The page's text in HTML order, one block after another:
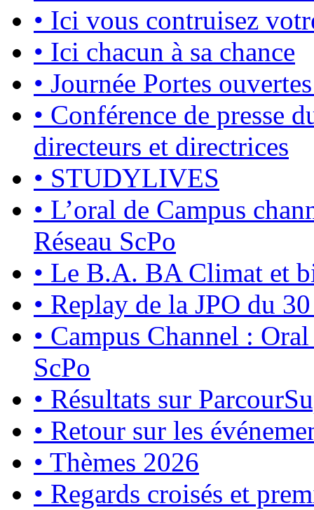
• Ici vous contruisez
• Ici chacun à sa chance
• Journée Portes
• Conférence de presse
directeurs et directrices
• STUDYLIVES
• L’oral de Campus
Réseau ScPo
• Le B.A. BA Climat et
• Replay de la JPO du
• Campus Channel :
ScPo
• Résultats sur
• Retour sur les
• Thèmes 2026
• Regards croisés et